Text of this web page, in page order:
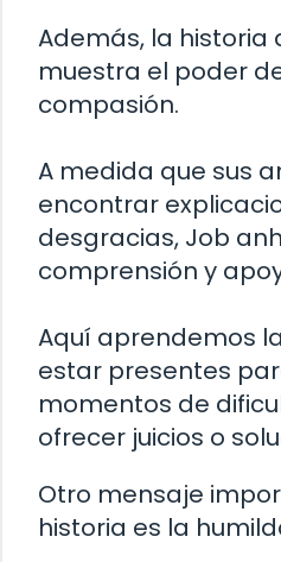
Además, la historia
muestra el poder
compasión.
A medida que sus
encontrar
desgracias, Job
comprensión y
Aquí aprendemos
estar presentes
momentos de
ofrecer juicios o
Otro mensaje
historia es la